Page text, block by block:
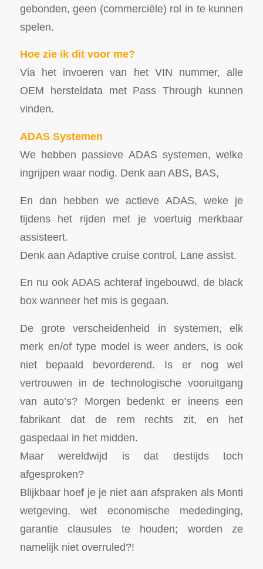
gebonden, geen (commerciële) rol in te kunnen
spelen.
Hoe zie ik dit voor me?
Via het invoeren van het VIN nummer, alle
OEM hersteldata met Pass Through kunnen
vinden.
ADAS Systemen
We hebben passieve ADAS systemen, welke
ingrijpen waar nodig. Denk aan ABS, BAS,
En dan hebben we actieve ADAS, weke je
tijdens het rijden met je voertuig merkbaar
assisteert.
Denk aan Adaptive cruise control, Lane assist.
En nu ook ADAS achteraf ingebouwd, de black
box wanneer het mis is gegaan.
De grote verscheidenheid in systemen, elk
merk en/of type model is weer anders, is ook
niet bepaald bevorderend. Is er nog wel
vertrouwen in de technologische vooruitgang
van auto’s? Morgen bedenkt er ineens een
fabrikant dat de rem rechts zit, en het
gaspedaal in het midden.
Maar wereldwijd is dat destijds toch
afgesproken?
Blijkbaar hoef je je niet aan afspraken als Monti
wetgeving, wet economische mededinging,
garantie clausules te houden; worden ze
namelijk niet overruled?!